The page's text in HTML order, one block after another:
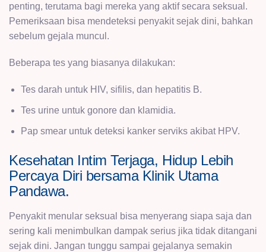
penting, terutama bagi mereka yang aktif secara seksual.
Pemeriksaan bisa mendeteksi penyakit sejak dini, bahkan
sebelum gejala muncul.
Beberapa tes yang biasanya dilakukan:
Tes darah untuk HIV, sifilis, dan hepatitis B.
Tes urine untuk gonore dan klamidia.
Pap smear untuk deteksi kanker serviks akibat HPV.
Kesehatan Intim Terjaga, Hidup Lebih
Percaya Diri bersama Klinik Utama
Pandawa.
Penyakit menular seksual bisa menyerang siapa saja dan
sering kali menimbulkan dampak serius jika tidak ditangani
sejak dini. Jangan tunggu sampai gejalanya semakin